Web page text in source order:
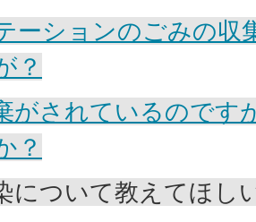
ーションのごみの収
？
がされているのです
？
について教えてほし